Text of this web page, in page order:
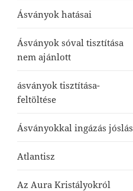
Ásványok hatásai
Ásványok sóval tisztítása
nem ajánlott
ásványok tisztítása-
feltöltése
Ásványokkal ingázás jóslás
Atlantisz
Az Aura Kristályokról